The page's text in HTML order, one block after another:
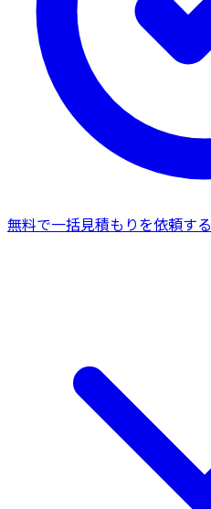
無料で一括見積もりを依頼する